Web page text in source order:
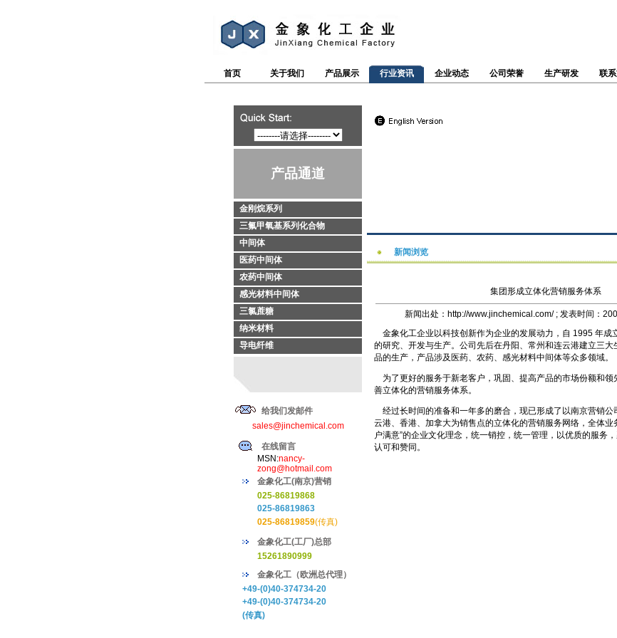
首页 关于我们 产品展示 行业资讯 企业动态 公司荣誉 生产研发 联
产品通道
金刚烷系列
三氟甲氧基系列化合物
中间体
医药中间体
农药中间体
感光材料中间体
三氯蔗糖
纳米材料
导电纤维
给我们发邮件
sales@jinchemical.com
在线留言
MSN:nancy-
zong@hotmail.com
金象化工(南京)营销
025-86819868
025-86819863
025-86819859(传真)
金象化工(工厂)总部
15261890999
金象化工（欧洲总代理）
+49-(0)40-374734-20
+49-(0)40-374734-20
(传真)
新闻浏览
集团形成立体化营销服务体系
新闻出处：http://www.jinchemical.com/ ; 发表时间：
金象化工企业以科技创新作为企业的发展动力，自 1995 年成
的研究、开发与生产。公司先后在丹阳、常州和连云港建立三
品的生产，产品涉及医药、农药、感光材料中间体等众多领域。
为了更好的服务于新老客户，巩固、提高产品的市场份额和领
善立体化的营销服务体系。
经过长时间的准备和一年多的磨合，现已形成了以南京营销公
云港、香港、加拿大为销售点的立体化的营销服务网络，全体业
户满意”的企业文化理念，统一销控，统一管理，以优质的服务
认可和赞同。